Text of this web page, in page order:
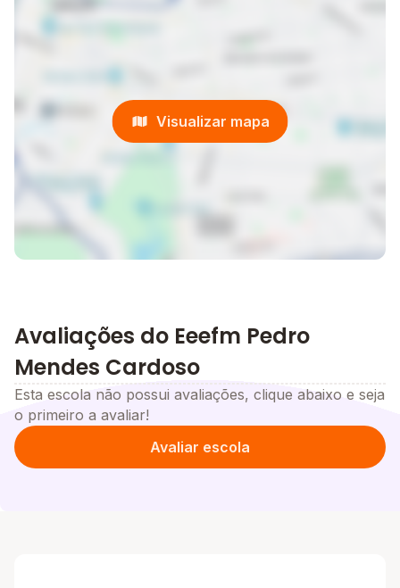
Visualizar mapa
Avaliações do Eeefm Pedro
Mendes Cardoso
Esta escola não possui avaliações, clique abaixo e seja
o primeiro a avaliar!
Avaliar escola